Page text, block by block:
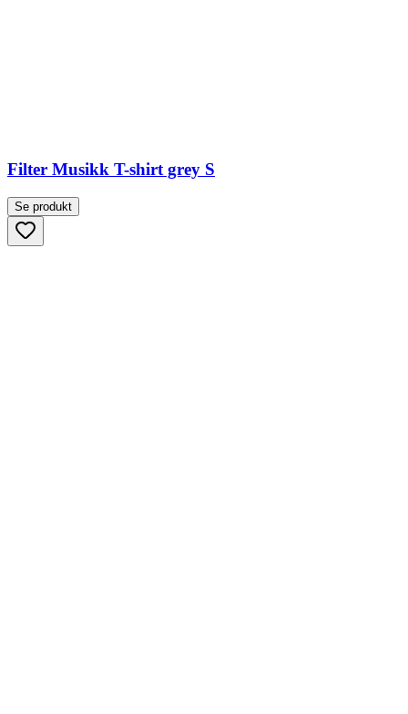
Filter Musikk T-shirt grey S
Se produkt